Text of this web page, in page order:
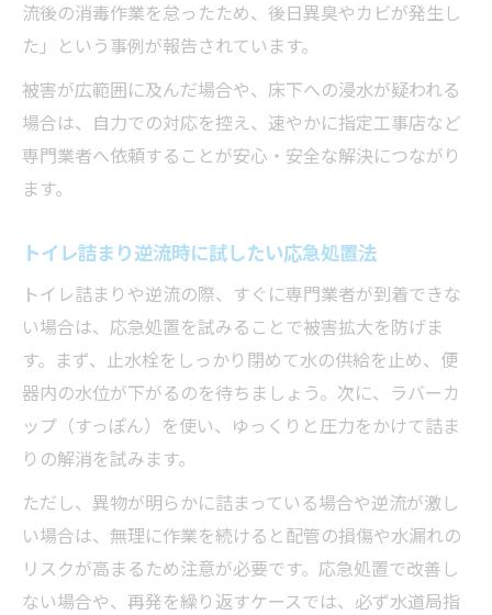
流後の消毒作業を怠ったため、後日異臭やカビが発生し
た」という事例が報告されています。
被害が広範囲に及んだ場合や、床下への浸水が疑われる
場合は、自力での対応を控え、速やかに指定工事店など
専門業者へ依頼することが安心・安全な解決につながり
ます。
トイレ詰まり逆流時に試したい応急処置法
トイレ詰まりや逆流の際、すぐに専門業者が到着できな
い場合は、応急処置を試みることで被害拡大を防げま
す。まず、止水栓をしっかり閉めて水の供給を止め、便
器内の水位が下がるのを待ちましょう。次に、ラバーカ
ップ（すっぽん）を使い、ゆっくりと圧力をかけて詰ま
りの解消を試みます。
ただし、異物が明らかに詰まっている場合や逆流が激し
い場合は、無理に作業を続けると配管の損傷や水漏れの
リスクが高まるため注意が必要です。応急処置で改善し
ない場合や、再発を繰り返すケースでは、必ず水道局指